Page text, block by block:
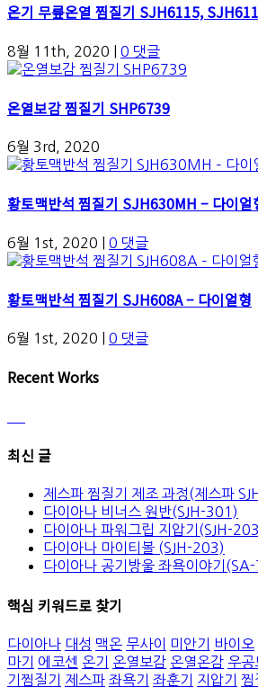
온기 무릎온열 찜질기 SJH6115,
8월 11th, 2020 0 댓글
온열보감 찜질기 SHP6739
6월 3rd, 2020
황토맥반석 찜질기 SJH630MH – 다이얼
6월 1st, 2020 0 댓글
황토맥반석 찜질기 SJH608A – 다이얼형
6월 1st, 2020 0 댓글
Recent Works
최신 글
제스파 찜질기 제조 과정(제스파
다이아나 비너스 원반(SJH-301)
다이아나 파워그립 지압기(SJH-
다이아나 마이티볼 (SJH-203)
다이아나 공기방울 좌욕이야기
핵심 키워드로 찾기
다이아나 대성 맥온 무사이 미안기 바이오
마기
에코센 온기 온열보감 온열온감 우공
기찜질기
제스파 좌욕기 좌훈기 지압기 찜